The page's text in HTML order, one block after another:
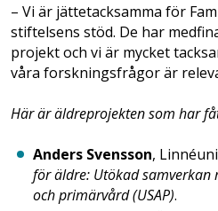
– Vi är jättetacksamma för
stiftelsens stöd. De har
projekt och vi är mycket
våra forskningsfrågor är
Här är äldreprojekten som har
Anders Svensson,
för äldre: Utökad
och primärvård (USAP).